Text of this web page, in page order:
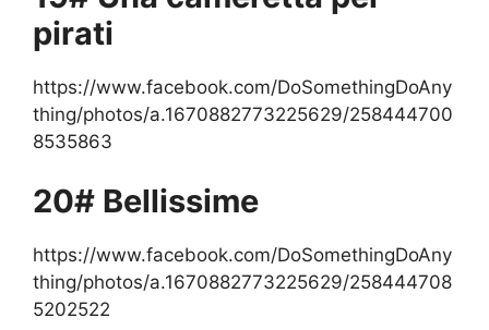
pirati
https://www.facebook.com/DoSomethingDoAny
thing/photos/a.1670882773225629/258444700
8535863
20# Bellissime
https://www.facebook.com/DoSomethingDoAny
thing/photos/a.1670882773225629/258444708
5202522